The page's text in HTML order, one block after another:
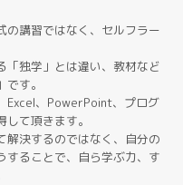
の講習ではなく、セルフラー
「独学」とは違い、教材など
す。
Excel、PowerPoint、プログ
て頂きます。
解決するのではなく、自分の
することで、自ら学ぶ力、す